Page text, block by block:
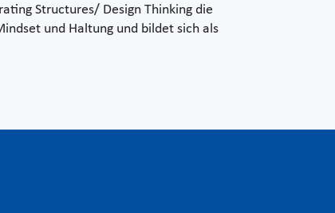
Structures/ Design Thinking die
und Haltung und bildet sich als